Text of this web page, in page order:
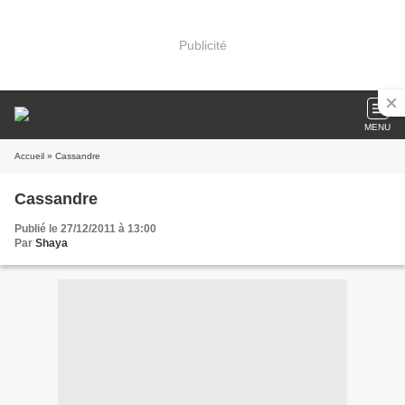
Publicité
MENU
Accueil » Cassandre
Cassandre
Publié le 27/12/2011 à 13:00
Par Shaya